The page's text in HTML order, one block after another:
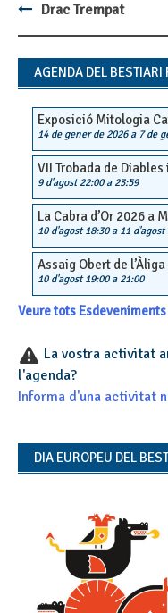
Post
navigation
Drac Trempat
AGENDA DEL BESTIARI
Exposició Mitologia
14 de gener de 2026a 7 de
VII Trobada de Diables
9 d'agost 22:00a 23:59
La Cabra d’Or 2026 a
10 d'agost 18:30a 11 d'agost
Assaig Obert de
10 d'agost 19:00a 21:00
Veure tots Esdeveniments
La vostra activitat
l'agenda?
Informa d'una activitat
DIA EUROPEU DEL